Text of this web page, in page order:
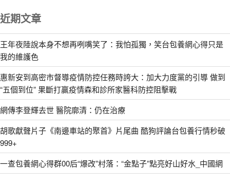
近期文章
王年夜陸說本身不想再咧嘴笑了：我怕孤獨，笑台包養網心得只是
我的維護色
惠新安到高密市督導疫情防控任務時誇大：加大力度黨的引導 做到
“五個到位” 果斷打贏疫情森和診所家醫科防控阻擊戰
網傳李登輝去世 醫院廓清：仍在治療
胡歌獻聲片子《南邊車站的聚首》片尾曲 酷狗評論台包養行情秒破
999+
一查包養網心得群00后“爆改”村落：“金點子”點亮好山好水_中國網